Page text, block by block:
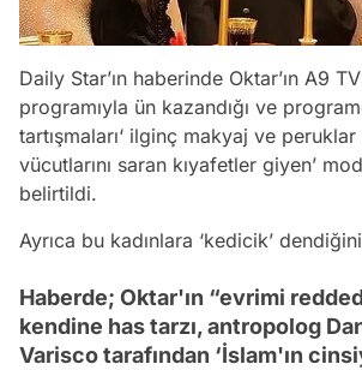
Daily Star’ın haberinde Oktar’ın A9
programıyla ün kazandığı ve
tartışmaları‘ ilginç makyaj ve
vücutlarını saran kıyafetler giyen’
belirtildi.
Ayrıca bu kadınlara ‘kedicik’
Haberde; Oktar'ın “evrimi
kendine has tarzı, antropolog
Varisco tarafından ‘İslam'ın